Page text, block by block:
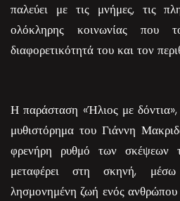
παλεύει με τις μνήμες, τις
ολόκληρης κοινωνίας που
διαφορετικότητά του και τον
Η παράσταση «Ήλιος με
μυθιστόρημα του Γιάννη
φρενήρη ρυθμό των σκέψεων
μεταφέρει στη σκηνή,
λησμονημένη ζωή ενός ανθρώπου